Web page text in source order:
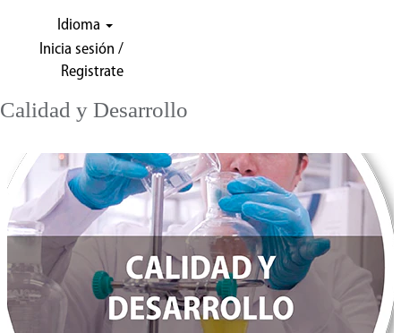
Idioma
Inicia sesión /
Registrate
Calidad y Desarrollo